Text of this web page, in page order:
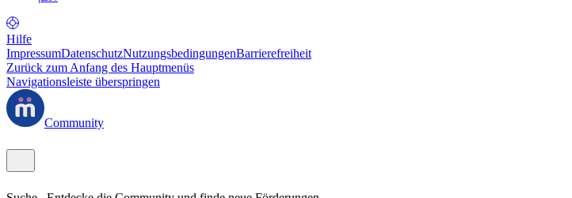
Hilfe
ImpressumDatenschutzNutzungsbedingungenBarrierefreiheit
Zurück zum Anfang des Hauptmenüs
Navigationsleiste überspringen
Community